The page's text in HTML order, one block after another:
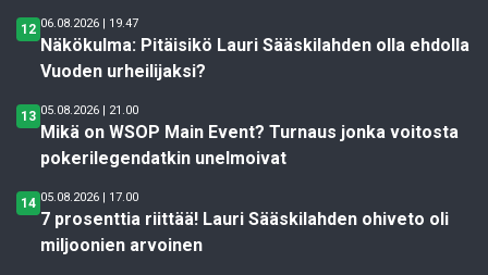
12 06.08.2026 | 19.47
Näkökulma: Pitäisikö Lauri Sääskilahden olla ehdolla
Vuoden urheilijaksi?
13 05.08.2026 | 21.00
Mikä on WSOP Main Event? Turnaus jonka voitosta
pokerilegendatkin unelmoivat
14 05.08.2026 | 17.00
7 prosenttia riittää! Lauri Sääskilahden ohiveto oli
miljoonien arvoinen